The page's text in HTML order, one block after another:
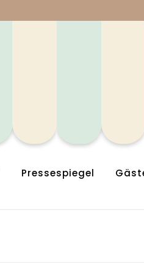
Pressespiegel